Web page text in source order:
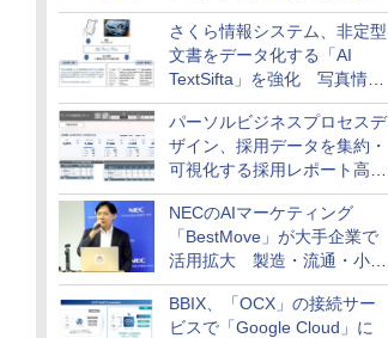
と危機管理広報を一体的に訓
練するプログラムを提供
さくら情報システム、非定型
文書をデータ化する「AI
TextSifta」を強化 写真情報
のデータ化などに対応
パーソルビジネスプロセスデ
ザイン、採用データを集約・
可視化する採用レポート高速
化サービスを提供
NECのAIマーケティング
「BestMove」が大手企業で
活用拡大 製造・流通・小売
企業・広告代理店などが実装
フェーズへ
BBIX、「OCX」の接続サー
ビスで「Google Cloud」に